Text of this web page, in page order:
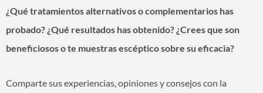
¿Qué tratamientos alternativos o complementarios has
probado? ¿Qué resultados has obtenido? ¿Crees que son
beneficiosos o te muestras escéptico sobre su eficacia?
Comparte sus experiencias, opiniones y consejos con la